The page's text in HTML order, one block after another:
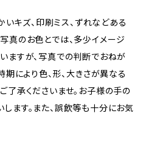
キズ、印刷ミス、ずれなどある
真のお色とでは、多少イメージ
ますが、写真での判断でおねが
により色、形、大きさが異なる
了承くださいませ。お子様の手の
ます。また、誤飲等も十分にお気